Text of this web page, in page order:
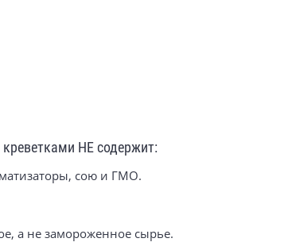
креветками НЕ содержит:
сою и ГМО.
а не замороженное сырье.